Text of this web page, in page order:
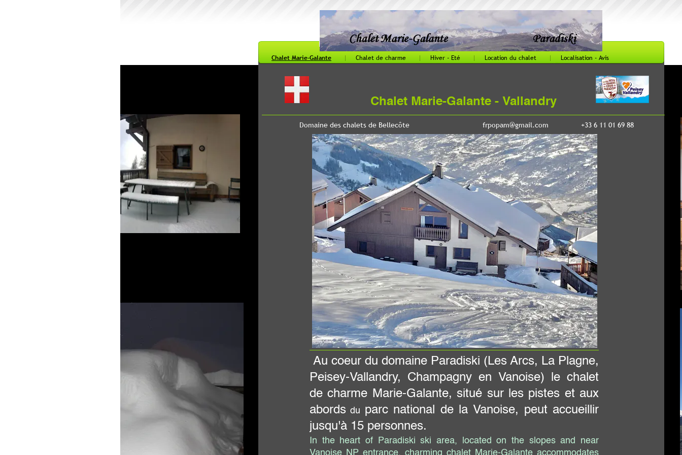
Chalet Marie-Galante Paradiski
Chalet de charme Hiver - Eté Location du chalet Localisation - Avis
Chalet Marie-Galante - Vallandry
Domaine des chalets de Bellecôte frpopam@gmail.com +33 6 11 01 69 88
Au coeur du domaine Paradiski (Les Arcs, La Plagne,
Peisey-Vallandry, Champagny en Vanoise) le chalet
de charme Marie-Galante, situé sur les pistes et aux
abords
parc national de la Vanoise, peut accueillir
jusqu'à 15 personnes.
In the heart of Paradiski ski area, located on the slopes and near
Vanoise NP entrance, charming chalet Marie-Galante accommodates